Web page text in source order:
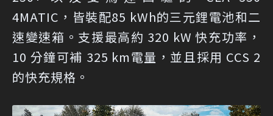
4MATIC，皆裝配85 kWh的三元鋰電池和二
速變速箱。支援最高約 320 kW 快充功率，
10 分鐘可補 325 km電量，並且採用 CCS 2
的快充規格。